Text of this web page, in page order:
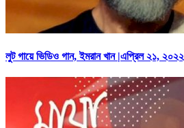
লুট গায়ে ভিডিও গান, ইমরান খান |এপ্রিল ২১,